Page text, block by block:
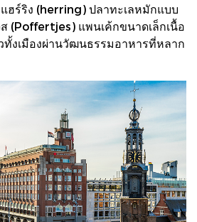
ฮร์ริง (herring) ปลาทะเลหมักแบบ
ส (Poffertjes) แพนเค้กขนาดเล็กเนื้อ
งเมืองผ่านวัฒนธรรมอาหารที่หลาก